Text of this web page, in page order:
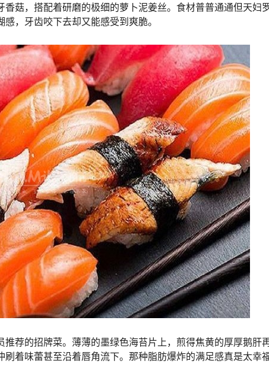
菇，搭配着研磨的极细的萝卜泥姜丝。食材普普通通但天妇
，牙齿咬下去却又能感受到爽脆。
荐的招牌菜。薄薄的墨绿色海苔片上，煎得焦黄的厚厚鹅肝
着味蕾甚至沿着唇角流下。那种脂肪爆炸的满足感真是太幸